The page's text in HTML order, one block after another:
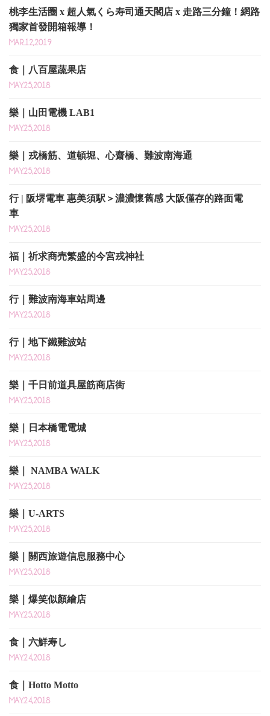
桃李生活圈 x 超人氣くら寿司通天閣店 x 走路三分鐘！網路
獨家首發開箱報導！
MAR.12,2019
食｜八百屋蔬果店
MAY.25,2018
樂｜山田電機 LAB1
MAY.25,2018
樂｜戎橋筋、道頓堀、心齋橋、難波南海通
MAY.25,2018
行 | 阪堺電車 惠美須駅＞濃濃懷舊感 大阪僅存的路面電
車
MAY.25,2018
福｜祈求商売繁盛的今宮戎神社
MAY.25,2018
行｜難波南海車站周邊
MAY.25,2018
行｜地下鐵難波站
MAY.25,2018
樂｜千日前道具屋筋商店街
MAY.25,2018
樂｜日本橋電電城
MAY.25,2018
樂｜ NAMBA WALK
MAY.25,2018
樂｜U-ARTS
MAY.25,2018
樂｜關西旅遊信息服務中心
MAY.25,2018
樂｜爆笑似顏繪店
MAY.25,2018
食｜六鮮寿し
MAY.24,2018
食｜Hotto Motto
MAY.24,2018